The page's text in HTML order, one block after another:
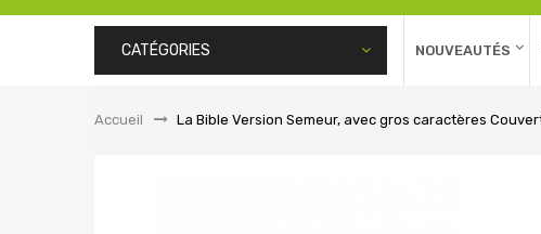
CATÉGORIES NOUVEAUTÉS
Accueil &gt;La Bible Version Semeur, avec gros caractères